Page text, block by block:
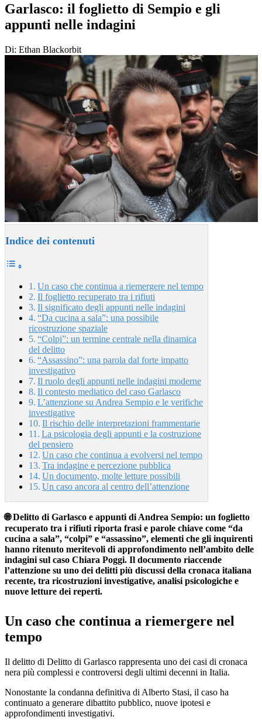
Garlasco: il foglietto di Sempio e gli
appunti nelle indagini
Di: Ethan Blackorbit
Indice dei contenuti
Un caso che continua a riemergere nel tempo
Il foglietto recuperato tra i rifiuti
Il significato degli appunti nelle indagini
“Da cucina a sala”: una possibile
ricostruzione spaziale
“Colpi”: un termine centrale nella dinamica
del delitto
“Assassino”: una parola dal forte impatto
investigativo
Il ruolo degli appunti nelle indagini moderne
Il contesto mediatico del caso Garlasco
L’attenzione su Andrea Sempio e le verifiche
investigative
Il rischio delle interpretazioni frammentarie
La psicologia degli appunti e la costruzione
del pensiero
Un caso che continua a evolversi nel tempo
Tra indagine e percezione pubblica
Un documento, molte letture possibili
Un caso ancora al centro dell’attenzione
🌐 Delitto di Garlasco e appunti di Andrea Sempio: un foglietto
recuperato tra i rifiuti riporta frasi e parole chiave come “da
cucina a sala”, “colpi” e “assassino”, elementi che gli inquirenti
hanno ritenuto meritevoli di approfondimento nell’ambito delle
indagini sul caso Chiara Poggi. Il documento riaccende
l’attenzione su uno dei delitti più discussi della cronaca italiana
recente, tra ricostruzioni investigative, analisi psicologiche e
nuove letture dei reperti.
Un caso che continua a riemergere nel
tempo
Il delitto di Delitto di Garlasco rappresenta uno dei casi di cronaca
nera più complessi e controversi degli ultimi decenni in Italia.
Nonostante la condanna definitiva di Alberto Stasi, il caso ha
continuato a generare dibattito pubblico, nuove ipotesi e
approfondimenti investigativi.